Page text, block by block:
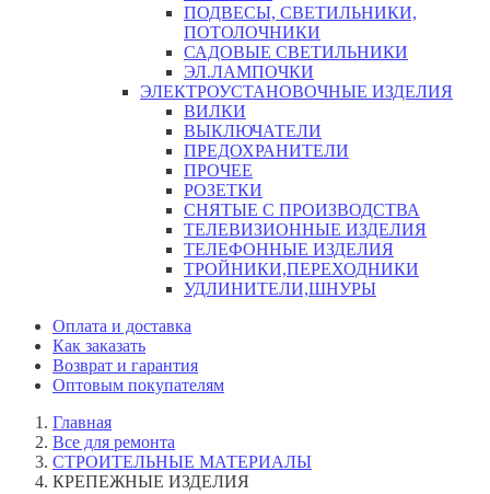
ПОДВЕСЫ, СВЕТИЛЬНИКИ,
ПОТОЛОЧНИКИ
САДОВЫЕ СВЕТИЛЬНИКИ
ЭЛ.ЛАМПОЧКИ
ЭЛЕКТРОУСТАНОВОЧНЫЕ ИЗДЕЛИЯ
ВИЛКИ
ВЫКЛЮЧАТЕЛИ
ПРЕДОХРАНИТЕЛИ
ПРОЧЕЕ
РОЗЕТКИ
СНЯТЫЕ С ПРОИЗВОДСТВА
ТЕЛЕВИЗИОННЫЕ ИЗДЕЛИЯ
ТЕЛЕФОННЫЕ ИЗДЕЛИЯ
ТРОЙНИКИ,ПЕРЕХОДНИКИ
УДЛИНИТЕЛИ,ШНУРЫ
Оплата и доставка
Как заказать
Возврат и гарантия
Оптовым покупателям
Главная
Все для ремонта
СТРОИТЕЛЬНЫЕ МАТЕРИАЛЫ
КРЕПЕЖНЫЕ ИЗДЕЛИЯ